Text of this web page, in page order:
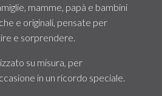
mamme, papà e bambini
e originali, pensate per
e sorprendere.
su misura, per
in un ricordo speciale.